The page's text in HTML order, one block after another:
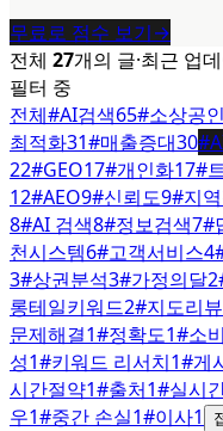
무료로 점수 보기→
전체 27개의 글·최근 업
필터 중
전체#AI검색65#소상공인
최적화31#매출증대30#
22#GEO17#개인화17#
12#AEO9#신뢰도9#지
8#AI 검색8#정보검색7#
천시스템6#고객서비스4
3#상권분석3#가정의달2
롱테일키워드2#지도리뷰
문제해결1#정확도1#소
성1#키워드 리서치1#게
시간절약1#출처1#실시
우1#중간 손실1#이사1